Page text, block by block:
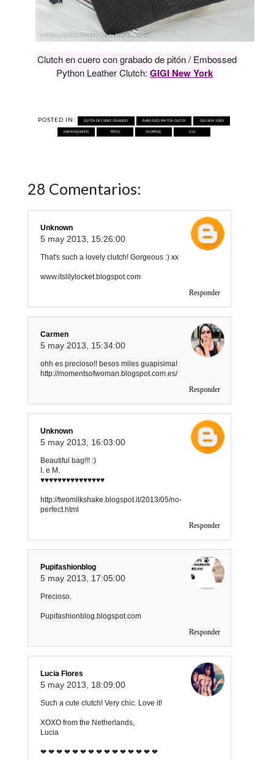
Clutch en cuero con grabado de pitón / Embossed
Python Leather Clutch: GIGI New York
POSTED IN: CLUTCH DE CUERO GRABADO EMBOSSED PHYTON CLUTCH GIGI NEW YORK
MARROQUINERÍA PITON SHOPPING USA
28 Comentarios:
Unknown
5 may 2013, 15:26:00
That's such a lovely clutch! Gorgeous :) xx
www.itslilylocket.blogspot.com
Responder
Carmen
5 may 2013, 15:34:00
ohh es precioso!! besos miles guapisima!
http://momentsofwoman.blogspot.com.es/
Responder
Unknown
5 may 2013, 16:03:00
Beautiful bag!!! :)
I. e M.
♥♥♥♥♥♥♥♥♥♥♥♥♥♥♥
http://twomilkshake.blogspot.it/2013/05/no-
perfect.html
Responder
Pupifashionblog
5 may 2013, 17:05:00
Precioso.
Pupifashionblog.blogspot.com
Responder
Lucia Flores
5 may 2013, 18:09:00
Such a cute clutch! Very chic. Love it!
XOXO from the Netherlands,
Lucia
❤ ❤ ❤ ❤ ❤ ❤ ❤ ❤ ❤ ❤ ❤ ❤ ❤ ❤ ❤